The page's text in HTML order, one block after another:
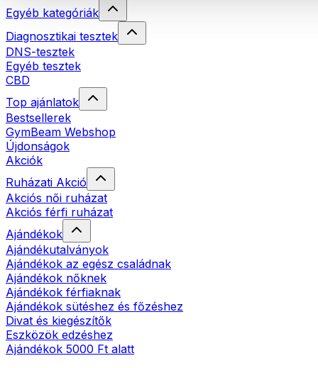
Egyéb kategóriák
Diagnosztikai tesztek
DNS-tesztek
Egyéb tesztek
CBD
Top ajánlatok
Bestsellerek
GymBeam Webshop
Újdonságok
Akciók
Ruházati Akció
Akciós női ruházat
Akciós férfi ruházat
Ajándékok
Ajándékutalványok
Ajándékok az egész családnak
Ajándékok nőknek
Ajándékok férfiaknak
Ajándékok sütéshez és főzéshez
Divat és kiegészítők
Eszközök edzéshez
Ajándékok 5000 Ft alatt